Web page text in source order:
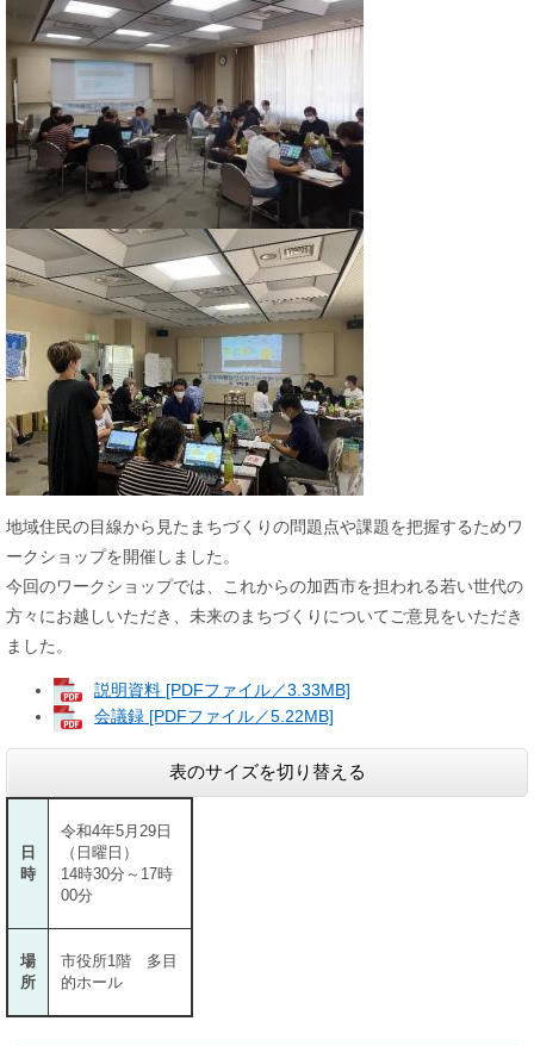
地域住民の目線から見たまちづくりの問題点や課題を把握するためワ
ークショップを開催しました。
今回のワークショップでは、これからの加西市を担われる若い世代の
方々にお越しいただき、未来のまちづくりについてご意見をいただき
ました。
説明資料 [PDFファイル／3.33MB]
会議録 [PDFファイル／5.22MB]
表のサイズを切り替える
日
時
令和4年5月29日
（日曜日）
14時30分～17時
00分
場
所
市役所1階 多目
的ホール